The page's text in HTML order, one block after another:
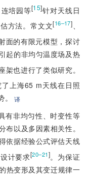
培园等[15]针对天线日
方法。常文文[16–17]、
面的有限元模型，探讨
起的非均匀温度场及热
架也进行了类似研究。
上海65 m天线在日照
译
有非均匀性、时变性等
以及多因素相关性。
依据经验公式评估天线
计要求[20–21]。为保证
热变形及其变迁规律一